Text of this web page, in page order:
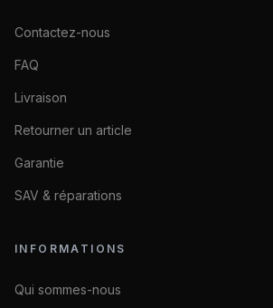
Contactez-nous
FAQ
Livraison
Retourner un article
Garantie
SAV & réparations
INFORMATIONS
Qui sommes-nous